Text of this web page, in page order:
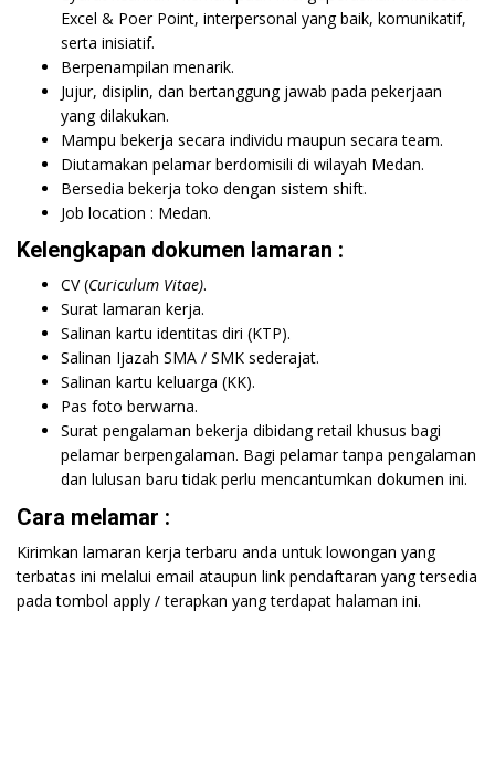
Excel & Poer Point, interpersonal yang baik, komunikatif,
serta inisiatif.
Berpenampilan menarik.
Jujur, disiplin, dan bertanggung jawab pada pekerjaan
yang dilakukan.
Mampu bekerja secara individu maupun secara team.
Diutamakan pelamar berdomisili di wilayah Medan.
Bersedia bekerja toko dengan sistem shift.
Job location : Medan.
Kelengkapan dokumen lamaran :
CV (Curiculum Vitae).
Surat lamaran kerja.
Salinan kartu identitas diri (KTP).
Salinan Ijazah SMA / SMK sederajat.
Salinan kartu keluarga (KK).
Pas foto berwarna.
Surat pengalaman bekerja dibidang retail khusus bagi
pelamar berpengalaman. Bagi pelamar tanpa pengalaman
dan lulusan baru tidak perlu mencantumkan dokumen ini.
Cara melamar :
Kirimkan lamaran kerja terbaru anda untuk lowongan yang
terbatas ini melalui email ataupun link pendaftaran yang tersedia
pada tombol apply / terapkan yang terdapat halaman ini.